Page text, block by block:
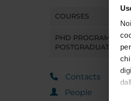
COURSES
PHD PROGRAMMES
POSTGRADUATE
Contacts
People